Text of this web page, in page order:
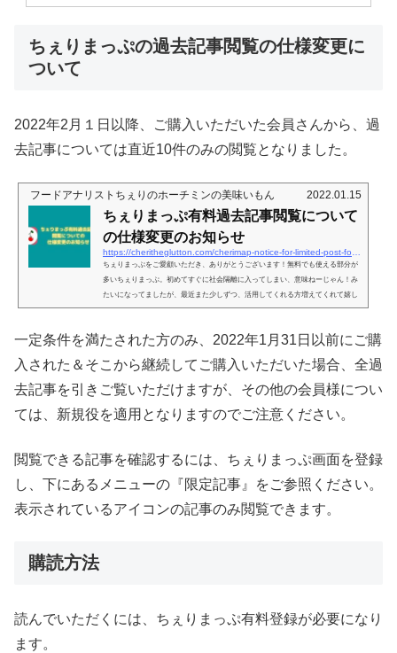
ちぇりまっぷの過去記事閲覧の仕様変更に
ついて
2022年2月１日以降、ご購入いただいた会員さんから、過
去記事については直近10件のみの閲覧となりました。
フードアナリストちぇりのホーチミンの美味いもん 2022.01.15
ちぇりまっぷ有料過去記事閲覧について
の仕様変更のお知らせ
ちぇりまっぷをご愛顧いただき、ありがとうございます！無料でも使える部分が
多いちぇりまっぷ。初めてすぐに社会隔離に入ってしまい、意味ねーじゃん！み
たいになってましたが、最近また少しずつ、活用してくれる方増えてくれて嬉し
い限り！今自分がいる現在地の周りにはどんなお店がある？というのが地図上で
ogle の方が登録件数多いじゃん、と言われたらそれまでですが（笑）、違いは、
一定条件を満たされた方のみ、2022年1月31日以前にご購
入された＆そこから継続してご購入いただいた場合、全過
去記事を引きご覧いただけますが、その他の会員様につい
ては、新規役を適用となりますのでご注意ください。
閲覧できる記事を確認するには、ちぇりまっぷ画面を登録
し、下にあるメニューの『限定記事』をご参照ください。
表示されているアイコンの記事のみ閲覧できます。
購読方法
読んでいただくには、ちぇりまっぷ有料登録が必要になり
ます。